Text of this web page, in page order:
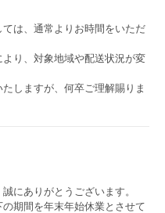
言われており、ベビ
を守る役割を果たして
点をチェックしておく
たみ可能など）
準)がついているか
は、通常よりお時間をいただ
り、対象地域や配送状況が変
しますが、何卒ご理解賜りま
にありがとうございます。
期間を年末年始休業とさせて